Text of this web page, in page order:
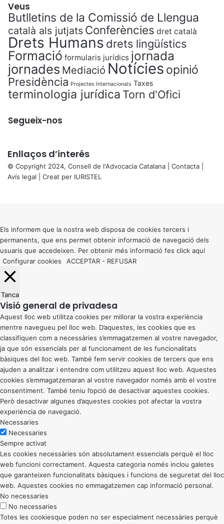
Veus
Butlletins de la Comissió de Llengua
català als jutjats Conferències dret català
Drets Humans drets lingüístics
Formació formularis jurídics jornada
jornades Mediació Notícies opinió
Presidència Projectes Internacionals Taxes
terminologia jurídica Torn d'Ofici
Segueix-nos
Enllaços d’interés
© Copyright 2024, Consell de l'Advocacia Catalana | Contacta
Avís legal | Creat per IURISTEL
button
Els informem que la nostra web disposa de cookies tercers i
permanents, que ens permet obtenir informació de navegació dels
usuaris que accedeixen. Per obtenir més informació fes click aquí
Configurar cookies
ACCEPTAR - REFUSAR
Tanca
Visió general de privadesa
Aquest lloc web utilitza cookies per millorar la vostra experiència
mentre navegueu pel lloc web. D’aquestes, les cookies que es
classifiquen com a necessàries s’emmagatzemen al vostre navegador,
ja que són essencials per al funcionament de les funcionalitats
bàsiques del lloc web. També fem servir cookies de tercers que ens
ajuden a analitzar i entendre com utilitzeu aquest lloc web. Aquestes
cookies s’emmagatzemaran al vostre navegador només amb el vostre
consentiment. També teniu l’opció de desactivar aquestes cookies.
Però desactivar algunes d’aquestes cookies pot afectar la vostra
experiència de navegació.
Necessaries
Necessaries
Sempre activat
Les cookies necessàries són absolutament essencials perquè el lloc
web funcioni correctament. Aquesta categoria només inclou galetes
que garanteixen funcionalitats bàsiques i funcions de seguretat del lloc
web. Aquestes cookies no emmagatzemen cap informació personal.
No necessaries
No necessaries
Totes les cookiesque poden no ser especialment necessàries perquè